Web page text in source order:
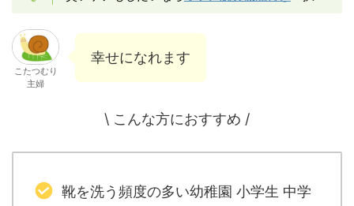
こたつむり
主婦
幸せになれます
\ こんな方におすすめ /
靴を洗う頻度の多い幼稚園 小学生 中学